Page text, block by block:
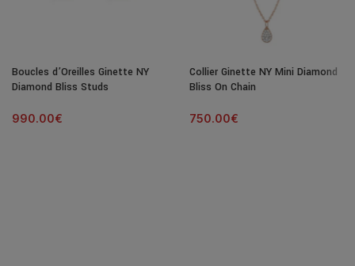
Boucles d’Oreilles Ginette NY
Diamond Bliss Studs
990.00€
Collier Ginette NY Mini Diamond
Bliss On Chain
750.00€